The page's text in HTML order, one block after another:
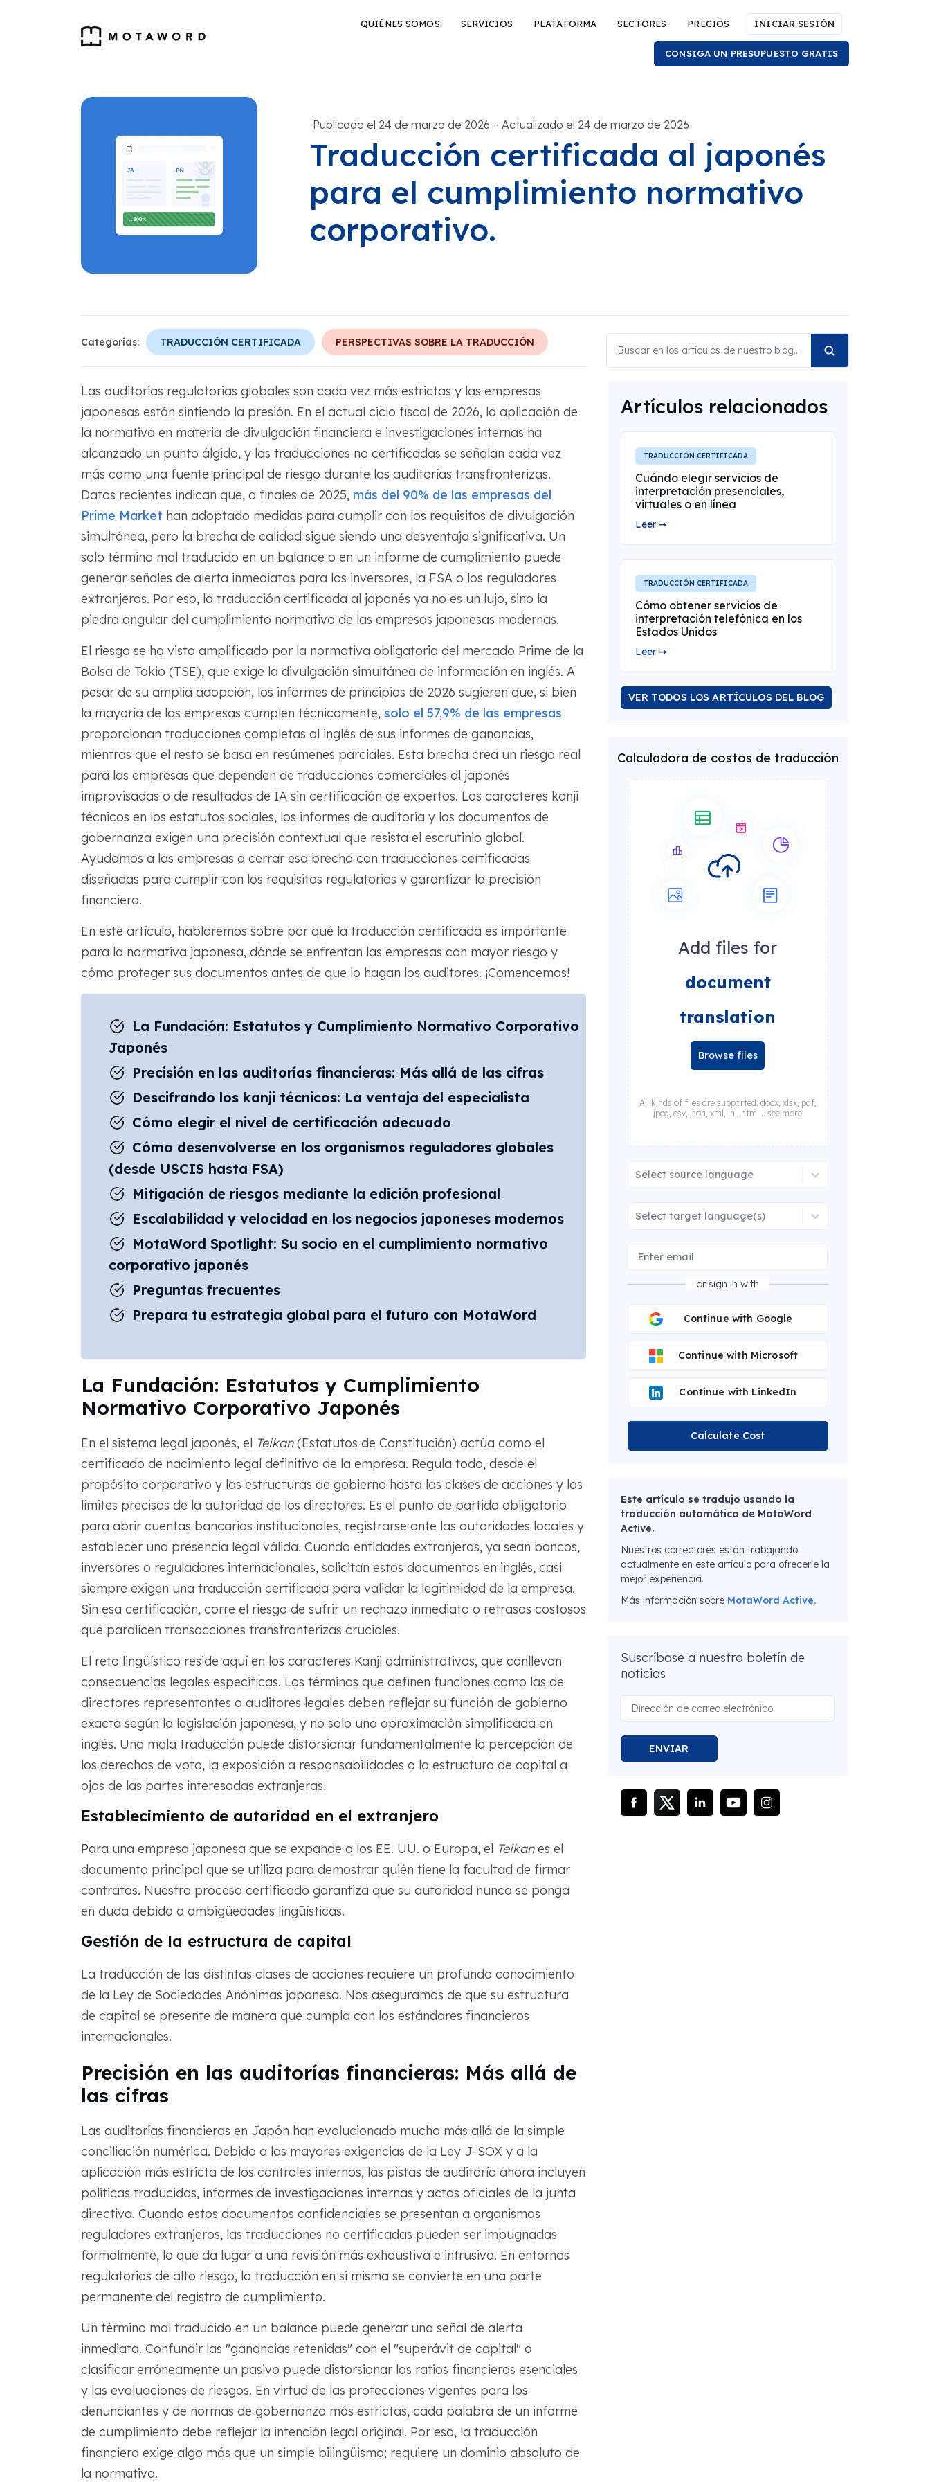
QUIÉNES SOMOS SERVICIOS PLATAFORMA SECTORES PRECIOS INICIAR SESIÓN
CONSIGA UN PRESUPUESTO GRATIS
Publicado el 24 de marzo de 2026 - Actualizado el 24 de marzo de 2026
Traducción certificada al japonés
para el cumplimiento normativo
corporativo.
Categorías: TRADUCCIÓN CERTIFICADA PERSPECTIVAS SOBRE LA TRADUCCIÓN
Las auditorías regulatorias globales son cada vez más estrictas y las empresas
japonesas están sintiendo la presión. En el actual ciclo fiscal de 2026, la aplicación de
la normativa en materia de divulgación financiera e investigaciones internas ha
alcanzado un punto álgido, y las traducciones no certificadas se señalan cada vez
más como una fuente principal de riesgo durante las auditorías transfronterizas.
Datos recientes indican que, a finales de 2025, más del 90% de las empresas del
Prime Market han adoptado medidas para cumplir con los requisitos de divulgación
simultánea, pero la brecha de calidad sigue siendo una desventaja significativa. Un
solo término mal traducido en un balance o en un informe de cumplimiento puede
generar señales de alerta inmediatas para los inversores, la FSA o los reguladores
extranjeros. Por eso, la traducción certificada al japonés ya no es un lujo, sino la
piedra angular del cumplimiento normativo de las empresas japonesas modernas.
El riesgo se ha visto amplificado por la normativa obligatoria del mercado Prime de la
Bolsa de Tokio (TSE), que exige la divulgación simultánea de información en inglés. A
pesar de su amplia adopción, los informes de principios de 2026 sugieren que, si bien
la mayoría de las empresas cumplen técnicamente, solo el 57,9% de las empresas
proporcionan traducciones completas al inglés de sus informes de ganancias,
mientras que el resto se basa en resúmenes parciales. Esta brecha crea un riesgo real
para las empresas que dependen de traducciones comerciales al japonés
improvisadas o de resultados de IA sin certificación de expertos. Los caracteres kanji
técnicos en los estatutos sociales, los informes de auditoría y los documentos de
gobernanza exigen una precisión contextual que resista el escrutinio global.
Ayudamos a las empresas a cerrar esa brecha con traducciones certificadas
diseñadas para cumplir con los requisitos regulatorios y garantizar la precisión
financiera.
En este artículo, hablaremos sobre por qué la traducción certificada es importante
para la normativa japonesa, dónde se enfrentan las empresas con mayor riesgo y
cómo proteger sus documentos antes de que lo hagan los auditores. ¡Comencemos!
La Fundación: Estatutos y Cumplimiento Normativo Corporativo
Japonés
Precisión en las auditorías financieras: Más allá de las cifras
Descifrando los kanji técnicos: La ventaja del especialista
Cómo elegir el nivel de certificación adecuado
Cómo desenvolverse en los organismos reguladores globales
(desde USCIS hasta FSA)
Mitigación de riesgos mediante la edición profesional
Escalabilidad y velocidad en los negocios japoneses modernos
MotaWord Spotlight: Su socio en el cumplimiento normativo
corporativo japonés
Preguntas frecuentes
Prepara tu estrategia global para el futuro con MotaWord
La Fundación: Estatutos y Cumplimiento
Normativo Corporativo Japonés
En el sistema legal japonés, el Teikan(Estatutos de Constitución) actúa como el
certificado de nacimiento legal definitivo de la empresa. Regula todo, desde el
propósito corporativo y las estructuras de gobierno hasta las clases de acciones y los
límites precisos de la autoridad de los directores. Es el punto de partida obligatorio
para abrir cuentas bancarias institucionales, registrarse ante las autoridades locales y
establecer una presencia legal válida. Cuando entidades extranjeras, ya sean bancos,
inversores o reguladores internacionales, solicitan estos documentos en inglés, casi
siempre exigen una traducción certificada para validar la legitimidad de la empresa.
Sin esa certificación, corre el riesgo de sufrir un rechazo inmediato o retrasos costosos
que paralicen transacciones transfronterizas cruciales.
El reto lingüístico reside aquí en los caracteres Kanji administrativos, que conllevan
consecuencias legales específicas. Los términos que definen funciones como las de
directores representantes o auditores legales deben reflejar su función de gobierno
exacta según la legislación japonesa, y no solo una aproximación simplificada en
inglés. Una mala traducción puede distorsionar fundamentalmente la percepción de
los derechos de voto, la exposición a responsabilidades o la estructura de capital a
ojos de las partes interesadas extranjeras.
Establecimiento de autoridad en el extranjero
Para una empresa japonesa que se expande a los EE. UU. o Europa, el Teikanes el
documento principal que se utiliza para demostrar quién tiene la facultad de firmar
contratos. Nuestro proceso certificado garantiza que su autoridad nunca se ponga
en duda debido a ambigüedades lingüísticas.
Gestión de la estructura de capital
La traducción de las distintas clases de acciones requiere un profundo conocimiento
de la Ley de Sociedades Anónimas japonesa. Nos aseguramos de que su estructura
de capital se presente de manera que cumpla con los estándares financieros
internacionales.
Precisión en las auditorías financieras: Más allá de
las cifras
Las auditorías financieras en Japón han evolucionado mucho más allá de la simple
conciliación numérica. Debido a las mayores exigencias de la Ley J-SOX y a la
aplicación más estricta de los controles internos, las pistas de auditoría ahora incluyen
políticas traducidas, informes de investigaciones internas y actas oficiales de la junta
directiva. Cuando estos documentos confidenciales se presentan a organismos
reguladores extranjeros, las traducciones no certificadas pueden ser impugnadas
formalmente, lo que da lugar a una revisión más exhaustiva e intrusiva. En entornos
regulatorios de alto riesgo, la traducción en sí misma se convierte en una parte
permanente del registro de cumplimiento.
Un término mal traducido en un balance puede generar una señal de alerta
inmediata. Confundir las "ganancias retenidas" con el "superávit de capital" o
clasificar erróneamente un pasivo puede distorsionar los ratios financieros esenciales
y las evaluaciones de riesgos. En virtud de las protecciones vigentes para los
denunciantes y de normas de gobernanza más estrictas, cada palabra de un informe
de cumplimiento debe reflejar la intención legal original. Por eso, la traducción
financiera exige algo más que un simple bilingüismo; requiere un dominio absoluto de
la normativa.
Artículos relacionados
TRADUCCIÓN CERTIFICADA
Cuándo elegir servicios de
interpretación presenciales,
virtuales o en línea
Leer ➞
TRADUCCIÓN CERTIFICADA
Cómo obtener servicios de
interpretación telefónica en los
Estados Unidos
Leer ➞
VER TODOS LOS ARTÍCULOS DEL BLOG
Calculadora de costos de traducción
Add files for
document
translation
Browse files
All kinds of files are supported: docx, xlsx, pdf,
jpeg, csv, json, xml, ini, html... see more
Select source language
Select target language(s)
or sign in with
Continue with Google
Continue with Microsoft
Continue with LinkedIn
Calculate Cost
Este artículo se tradujo usando la
traducción automática de MotaWord
Active.
Nuestros correctores están trabajando
actualmente en este artículo para ofrecerle la
mejor experiencia.
Más información sobre MotaWord Active.
Suscríbase a nuestro boletín de
noticias
ENVIAR